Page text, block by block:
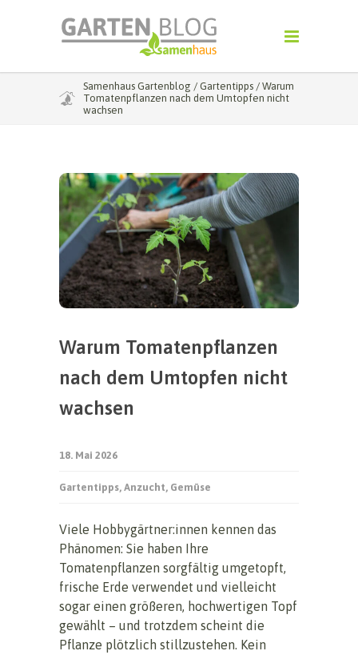
Samenhaus Gartenblog / Gartentipps / Warum
Tomatenpflanzen nach dem Umtopfen nicht
wachsen
Warum Tomatenpflanzen
nach dem Umtopfen nicht
wachsen
18. Mai 2026
Gartentipps, Anzucht, Gemüse
Viele Hobbygärtner:innen kennen das
Phänomen: Sie haben Ihre
Tomatenpflanzen sorgfältig umgetopft,
frische Erde verwendet und vielleicht
sogar einen größeren, hochwertigen Topf
gewählt – und trotzdem scheint die
Pflanze plötzlich stillzustehen. Kein